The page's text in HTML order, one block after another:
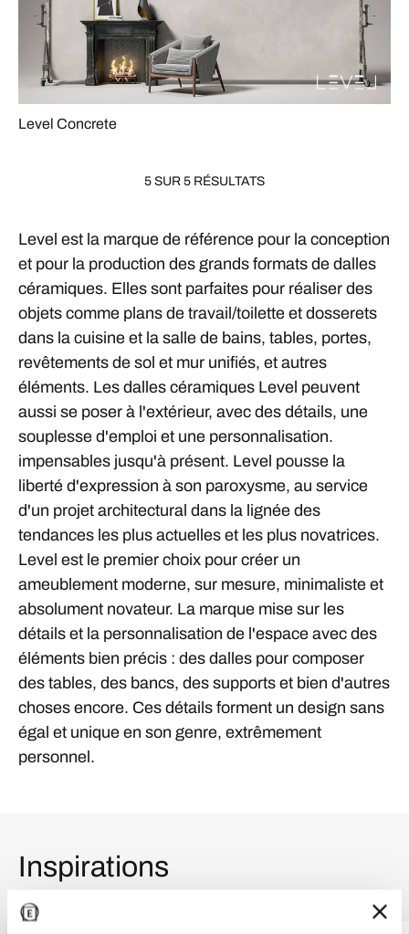
Level Concrete
5 SUR 5 RÉSULTATS
Level est la marque de référence pour la conception
et pour la production des grands formats de dalles
céramiques. Elles sont parfaites pour réaliser des
objets comme plans de travail/toilette et dosserets
dans la cuisine et la salle de bains, tables, portes,
revêtements de sol et mur unifiés, et autres
éléments. Les dalles céramiques Level peuvent
aussi se poser à l'extérieur, avec des détails, une
souplesse d'emploi et une personnalisation.
impensables jusqu'à présent. Level pousse la
liberté d'expression à son paroxysme, au service
d'un projet architectural dans la lignée des
tendances les plus actuelles et les plus novatrices.
Level est le premier choix pour créer un
ameublement moderne, sur mesure, minimaliste et
absolument novateur. La marque mise sur les
détails et la personnalisation de l'espace avec des
éléments bien précis : des dalles pour composer
des tables, des bancs, des supports et bien d'autres
choses encore. Ces détails forment un design sans
égal et unique en son genre, extrêmement
personnel.
Inspirations